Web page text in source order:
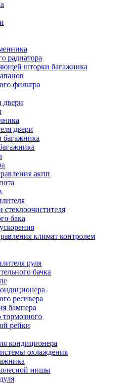
радиатора
шторки багажника
фильтра
двери
акпп
бака
климат контролем
руля
бачка
ресивера
бампера
рейки
кондиционера
охлаждения
нишы